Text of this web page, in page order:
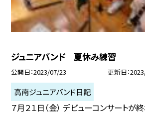
ジュニアバンド 夏休み練習
公開日 2023/07/23 更新日
高南ジュニアバンド日記
７月２１日（金） デビューコンサートが